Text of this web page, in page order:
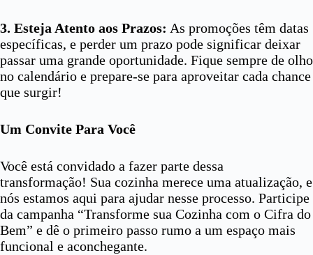
3. Esteja Atento aos Prazos: As promoções têm datas
específicas, e perder um prazo pode significar deixar
passar uma grande oportunidade. Fique sempre de olho
no calendário e prepare-se para aproveitar cada chance
que surgir!
Um Convite Para Você
Você está convidado a fazer parte dessa
transformação! Sua cozinha merece uma atualização, e
nós estamos aqui para ajudar nesse processo. Participe
da campanha “Transforme sua Cozinha com o Cifra do
Bem” e dê o primeiro passo rumo a um espaço mais
funcional e aconchegante.